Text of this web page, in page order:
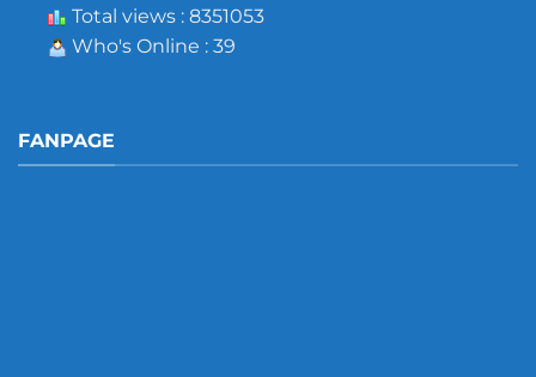
Total views : 8351053
Who's Online : 39
FANPAGE